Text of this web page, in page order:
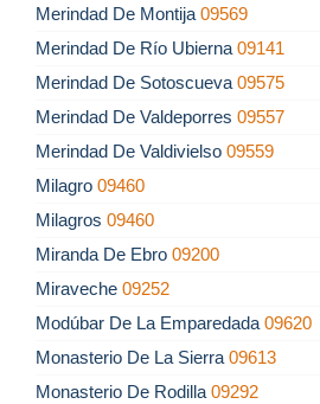
Merindad De Montija 09569
Merindad De Río Ubierna 09141
Merindad De Sotoscueva 09575
Merindad De Valdeporres 09557
Merindad De Valdivielso 09559
Milagro 09460
Milagros 09460
Miranda De Ebro 09200
Miraveche 09252
Modúbar De La Emparedada 09620
Monasterio De La Sierra 09613
Monasterio De Rodilla 09292